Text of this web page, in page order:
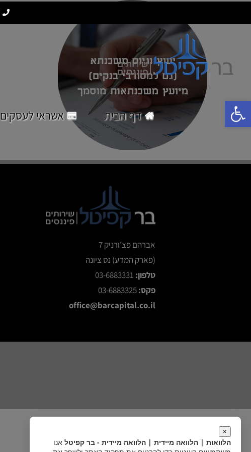
פתח סרגל נגישות
לתוכן
דף הבית אשראי לעסקים
אברהם פצ׳ורניק 7
(פארק המדע) נס ציונה
טלפון: 03-6883331
פקס:
office@barcapital.co.il
×
הלוואות | הלוואה מיידית | הלוואה מיידית - בר קפיטל אנו